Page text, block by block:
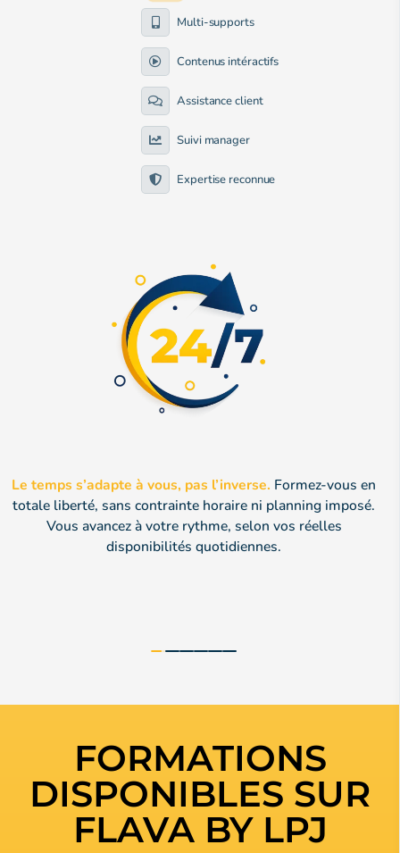
Multi-supports
Contenus intéractifs
Assistance client
Suivi manager
Expertise reconnue
Le temps s’adapte à vous, pas l’inverse. Formez-vous en
totale liberté, sans contrainte horaire ni planning imposé.
Vous avancez à votre rythme, selon vos réelles
disponibilités quotidiennes.
FORMATIONS
DISPONIBLES SUR
FLAVA BY LPJ